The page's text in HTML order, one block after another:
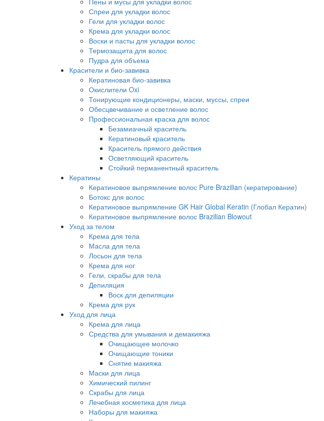
Спреи для укладки волос
Гели для укладки волос
Крема для укладки волос
Воски и пасты для укладки волос
Термозащита для волос
Пудра для объема
Красители и био-завивка
Кератиновая био-завивка
Окислители Oxi
Тонирующие кондиционеры, маски, муссы, спреи
Обесцвечивание и осветление волос
Профессиональная краска для волос
Безамиачный краситель
Кератиновый краситель
Краситель прямого действия
Осветляющий краситель
Стойкий перманентный краситель
Кератины
Кератиновое выпрямление волос Pure Brazilian (кератирование)
Ботокс для волос
Кератиновое выпрямление GK Hair Global Keratin (Глобал Кератин)
Кератиновое выпрямление волос Brazilian Blowout
Уход за телом
Крема для тела
Масла для тела
Лосьон для тела
Крема для ног
Гели, скрабы для тела
Депиляция
Воск для депиляции
Крема для рук
Уход для лица
Крема для лица
Средства для умывания и демакияжа
Очищающее молочко
Очищающие тоники
Снятие макияжа
Маски для лица
Химический пилинг
Скрабы для лица
Лечебная косметика для лица
Наборы для макияжа